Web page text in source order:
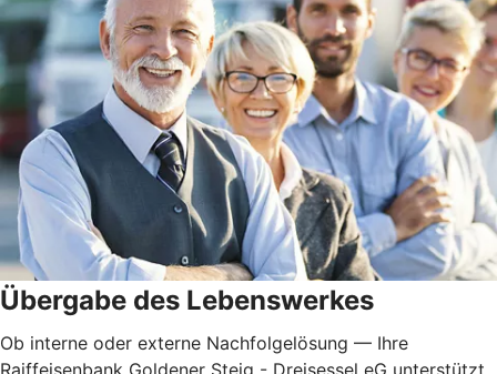
Übergabe des Lebenswerkes
Ob interne oder externe Nachfolgelösung — Ihre
Raiffeisenbank Goldener Steig - Dreisessel eG unterstützt